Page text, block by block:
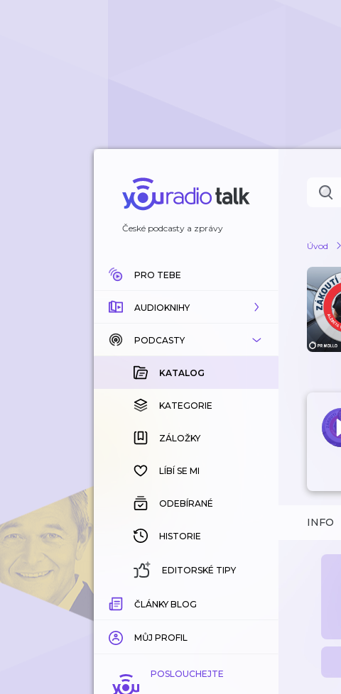
České podcasty a zprávy
PRO TEBE
AUDIOKNIHY
KATALOG
KOUPENÉ
KATEGORIE
ZÁLOŽKY
HISTORIE
PODCASTY
KATALOG
KATEGORIE
ZÁLOŽKY
LÍBÍ SE MI
ODEBÍRANÉ
HISTORIE
EDITORSKÉ TIPY
ČLÁNKY BLOG
MŮJ PROFIL
POSLOUCHEJTE
Úvod
INFO